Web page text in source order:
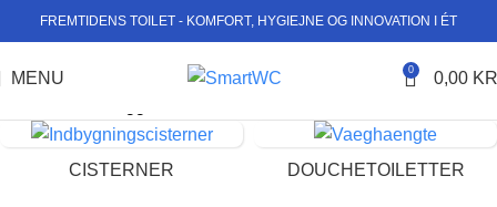
FREMTIDENS TOILET - KOMFORT, HYGIEJNE OG INNOVATION I ÉT
MENU 0 0,00
CISTERNER DOUCHETOILETTER